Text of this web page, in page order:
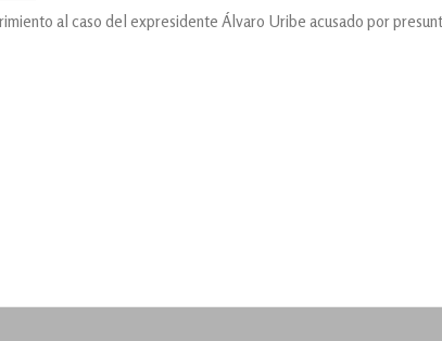
al caso del expresidente Álvaro Uribe acusado por